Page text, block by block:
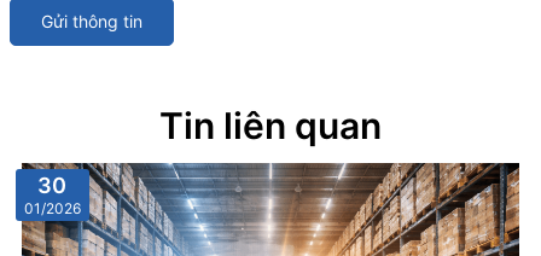
Gửi thông tin
Tin liên quan
30
01/2026